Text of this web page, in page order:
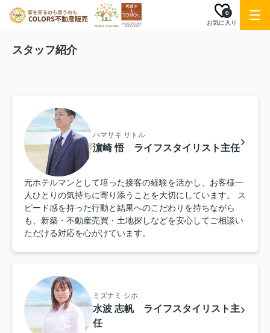
お気に入り
0
スタッフ紹介
ハマサキ サトル
濵崎 悟 ライフスタイリスト主任
元ホテルマンとして培った接客の経験を活かし、お客様一
人ひとりの気持ちに寄り添うことを大切にしています。 ス
ピード感を持った行動と結果へのこだわりを持ちながら
も、新築・不動産売買・土地探しなどを安心してご相談い
ただける対応を心がけています。
ミズナミ シホ
水波 志帆 ライフスタイリスト主
任